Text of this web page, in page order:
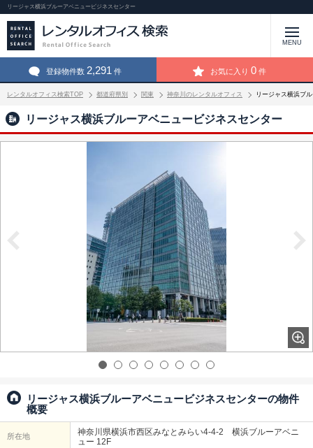
リージャス横浜ブルーアベニュービジネスセンター
MENU
登録物件数 2,291 件 お気に入り 0 件
レンタルオフィス検索TOP 都道府県別 関東 神奈川のレンタルオフィス リージャス横浜ブ
リージャス横浜ブルーアベニュービジネスセンター
リージャス横浜ブルーアベニュービジネスセンターの物件
概要
所在地
神奈川県横浜市西区みなとみらい4-4-2 横浜ブルーアベニ
ュー 12F